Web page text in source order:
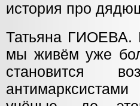
история про
Татьяна ГИОЕВА.
мы живём уже
становится